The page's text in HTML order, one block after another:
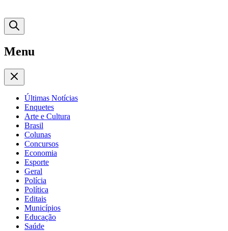
Menu
Últimas Notícias
Enquetes
Arte e Cultura
Brasil
Colunas
Concursos
Economia
Esporte
Geral
Polícia
Política
Editais
Municípios
Educação
Saúde